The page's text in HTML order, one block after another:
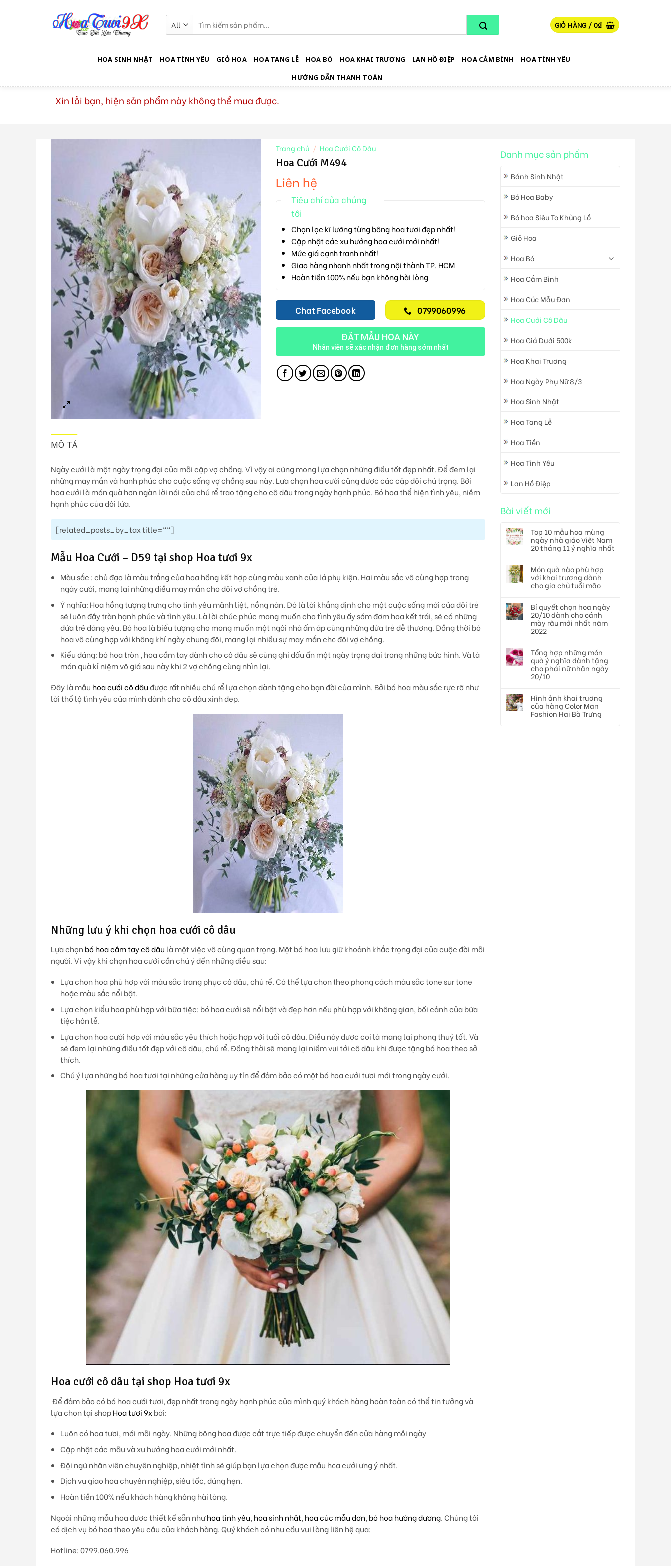
kiếm:
GIỎ HÀNG / 0₫
HOA SINH NHẬT HOA TÌNH YÊU GIỎ HOA HOA TANG LỄ HOA BÓ HOA KHAI TRƯƠNG LAN HỒ ĐIỆP HOA CẮM BÌNH
HOA TÌNH YÊU
HƯỚNG DẪN THANH TOÁN
Xin lỗi bạn, hiện sản phẩm này không thể mua được.
Danh mục sản phẩm
Bánh Sinh Nhật
Bó Hoa Baby
Bó hoa Siêu To Khủng Lồ
Giỏ Hoa
Hoa Bó
Hoa Cắm Bình
Hoa Cúc Mẫu Đơn
Hoa Cưới Cô Dâu
Hoa Giá Dưới 500k
Hoa Khai Trương
Hoa Ngày Phụ Nữ 8/3
Hoa Sinh Nhật
Hoa Tang Lễ
Hoa Tiền
Hoa Tình Yêu
Lan Hồ Điệp
Bài viết mới
Top 10 mẫu hoa mừng
ngày nhà giáo Việt Nam
20 tháng 11 ý nghĩa nhất
Món quà nào phù hợp
với khai trương dành
cho gia chủ tuổi mão
Bí quyết chọn hoa ngày
20/10 dành cho cánh
mày râu mới nhất năm
2022
Tổng hợp những món
quà ý nghĩa dành tặng
cho phái nữ nhân ngày
20/10
Hình ảnh khai trương
cửa hàng Color Man
Fashion Hai Bà Trưng
Trang chủ / Hoa Cưới Cô Dâu
Hoa Cưới M494
Liên hệ
Tiêu chí của chúng
tôi
Chọn lọc kĩ lưỡng từng bông hoa tươi đẹp nhất!
Cập nhật các xu hướng hoa cưới mới nhất!
Mức giá cạnh tranh nhất!
Giao hàng nhanh nhất trong nội thành TP. HCM
Hoàn tiền 100% nếu bạn không hài lòng
Chat Facebook 0799060996
ĐẶT MẪU HOA NÀY
Nhân viên sẽ xác nhận đơn hàng sớm nhất
MÔ TẢ
Ngày cưới là một ngày trọng đại của mỗi cặp vợ chồng. Vì vậy ai cũng mong lựa chọn những điều tốt đẹp nhất. Để đem lại
những may mắn và hạnh phúc cho cuộc sống vợ chồng sau này. Lựa chọn hoa cưới cũng được các cặp đôi chú trọng. Bởi
hoa cưới là món quà hơn ngàn lời nói của chú rể trao tặng cho cô dâu trong ngày hạnh phúc. Bó hoa thể hiện tình yêu, niềm
hạnh phúc của đôi lứa.
[related_posts_by_tax title=""]
Mẫu Hoa Cưới – D59 tại shop Hoa tươi 9x
Màu sắc : chủ đạo là màu trắng của hoa hồng kết hợp cùng màu xanh của lá phụ kiện. Hai màu sắc vô cùng hợp trong
ngày cưới, mang lại những điều may mắn cho đôi vợ chồng trẻ.
Ý nghĩa: Hoa hồng tượng trưng cho tình yêu mãnh liệt, nồng nàn. Đó là lời khẳng định cho một cuộc sống mới của đôi trẻ
sẽ luôn đầy tràn hạnh phúc và tình yêu. Là lời chúc phúc mong muốn cho tình yêu ấy sớm đơm hoa kết trái, sẽ có những
đứa trẻ đáng yêu. Bó hoa là biểu tượng cho mong muốn một ngôi nhà ấm áp cùng những đứa trẻ dễ thương. Đồng thời bó
hoa vô cùng hợp với không khí ngày chung đôi, mang lại nhiều sự may mắn cho đôi vợ chồng.
Kiểu dáng: bó hoa tròn , hoa cầm tay dành cho cô dâu sẽ cùng ghi dấu ấn một ngày trọng đại trong những bức hình. Và là
món quà kỉ niệm vô giá sau này khi 2 vợ chồng cùng nhìn lại.
Đây là mẫu hoa cưới cô dâuđược rất nhiều chú rể lựa chọn dành tặng cho bạn đời của mình. Bởi bó hoa màu sắc rực rỡ như
lời thổ lộ tình yêu của mình dành cho cô dâu xinh đẹp.
Những lưu ý khi chọn hoa cưới cô dâu
Lựa chọnbó hoa cầm tay cô dâu là một việc vô cùng quan trọng. Một bó hoa lưu giữ khoảnh khắc trọng đại của cuộc đời mỗi
người. Vì vậy khi chọn hoa cưới cần chú ý đến những điều sau:
Lựa chọn hoa phù hợp với màu sắc trang phục cô dâu, chú rể. Có thể lựa chọn theo phong cách màu sắc tone sur tone
hoặc màu sắc nổi bật.
Lựa chọn kiểu hoa phù hợp với bữa tiệc: bó hoa cưới sẽ nổi bật và đẹp hơn nếu phù hợp với không gian, bối cảnh của bữa
tiệc hôn lễ.
Lựa chọn hoa cưới hợp với màu sắc yêu thích hoặc hợp với tuổi cô dâu. Điều này được coi là mang lại phong thuỷ tốt. Và
sẽ đem lại những điều tốt đẹp với cô dâu, chú rể. Đồng thời sẽ mang lại niềm vui tới cô dâu khi được tặng bó hoa theo sở
thích.
Chú ý lựa những bó hoa tươi tại những cửa hàng uy tín để đảm bảo có một bó hoa cưới tươi mới trong ngày cưới.
Hoa cưới cô dâu tại shop Hoa tươi 9x
Để đảm bảo có bó hoa cưới tươi, đẹp nhất trong ngày hạnh phúc của mình quý khách hàng hoàn toàn có thể tin tưởng và
lựa chọn tại shopHoa tươi 9xbởi:
Luôn có hoa tươi, mới mỗi ngày. Những bông hoa được cắt trực tiếp được chuyển đến cửa hàng mỗi ngày
Cập nhật các mẫu và xu hướng hoa cưới mới nhất.
Đội ngũ nhân viên chuyên nghiệp, nhiệt tình sẽ giúp bạn lựa chọn được mẫu hoa cưới ưng ý nhất.
Dịch vụ giao hoa chuyên nghiệp, siêu tốc, đúng hẹn.
Hoàn tiền 100% nếu khách hàng không hài lòng.
Ngoài những mẫu hoa được thiết kế sẵn nhưhoa tình yêu, hoa sinh nhật, hoa cúc mẫu đơn, bó hoa hướng dương. Chúng tôi
có dịch vụ bó hoa theo yêu cầu của khách hàng. Quý khách có nhu cầu vui lòng liên hệ qua:
Hotline: 0799.060.996